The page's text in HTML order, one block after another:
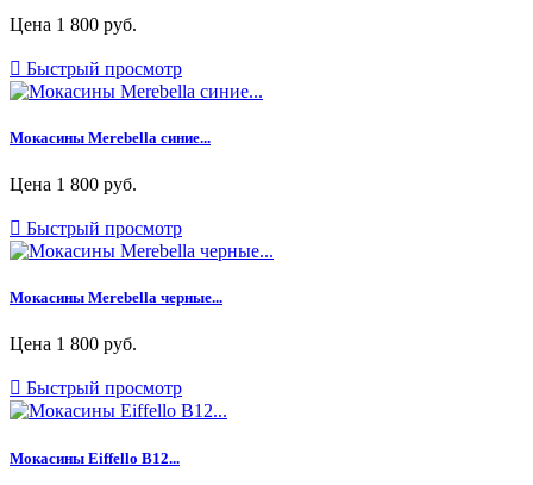
Цена 1 800 руб.
 Быстрый просмотр
Мокасины Merebella синие...
Цена 1 800 руб.
 Быстрый просмотр
Мокасины Merebella черные...
Цена 1 800 руб.
 Быстрый просмотр
Мокасины Eiffello B12...